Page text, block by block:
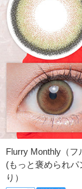
Flurry Monthly（
(もっと褒められ
り）